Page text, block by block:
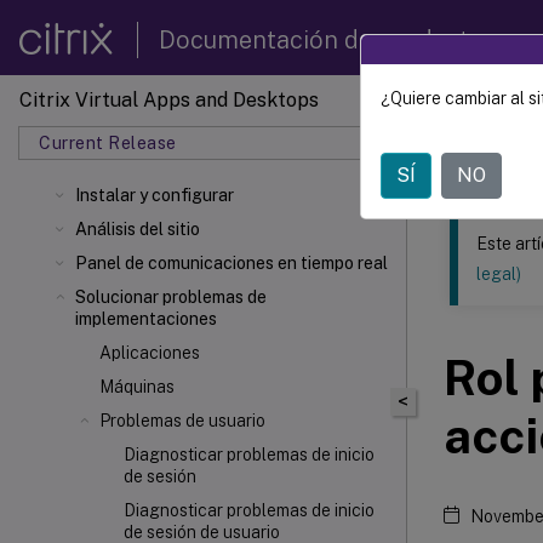
Documentación de productos
Citrix Virtual Apps and Desktops
Current Release
Instalar y configurar
Análisis del sitio
Panel de comunicaciones en tiempo real
Solucionar problemas de
implementaciones
Aplicaciones
Máquinas
Problemas de usuario
Diagnosticar problemas de inicio
de sesión
Diagnosticar problemas de inicio
de sesión de usuario
Este
Citrix
<
Este
legal)
Rol
¿Quiere cambiar al
SÍ NO